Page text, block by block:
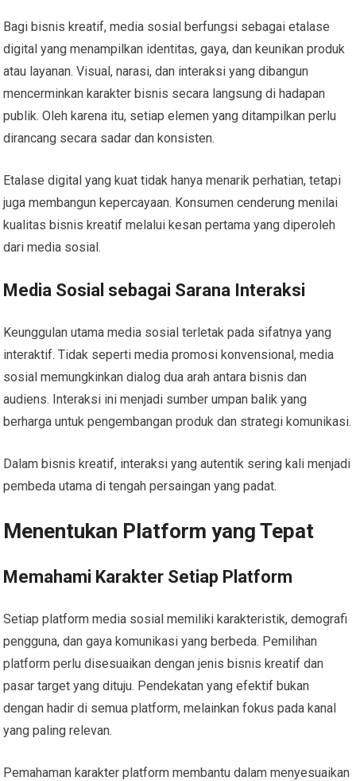
Bagi bisnis kreatif, media sosial berfungsi sebagai etalase
digital yang menampilkan identitas, gaya, dan keunikan produk
atau layanan. Visual, narasi, dan interaksi yang dibangun
mencerminkan karakter bisnis secara langsung di hadapan
publik. Oleh karena itu, setiap elemen yang ditampilkan perlu
dirancang secara sadar dan konsisten.
Etalase digital yang kuat tidak hanya menarik perhatian, tetapi
juga membangun kepercayaan. Konsumen cenderung menilai
kualitas bisnis kreatif melalui kesan pertama yang diperoleh
dari media sosial.
Media Sosial sebagai Sarana Interaksi
Keunggulan utama media sosial terletak pada sifatnya yang
interaktif. Tidak seperti media promosi konvensional, media
sosial memungkinkan dialog dua arah antara bisnis dan
audiens. Interaksi ini menjadi sumber umpan balik yang
berharga untuk pengembangan produk dan strategi komunikasi.
Dalam bisnis kreatif, interaksi yang autentik sering kali menjadi
pembeda utama di tengah persaingan yang padat.
Menentukan Platform yang Tepat
Memahami Karakter Setiap Platform
Setiap platform media sosial memiliki karakteristik, demografi
pengguna, dan gaya komunikasi yang berbeda. Pemilihan
platform perlu disesuaikan dengan jenis bisnis kreatif dan
pasar target yang dituju. Pendekatan yang efektif bukan
dengan hadir di semua platform, melainkan fokus pada kanal
yang paling relevan.
Pemahaman karakter platform membantu dalam menyesuaikan